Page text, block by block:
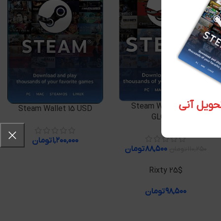
اطلاعات بیشتر
Steam Wallet 1 USD
GLOBAL
۸۸,۵۰۰تومان
افزودن به سبد خرید
Steam Wallet 15 USD
۱,۲۰۰,۰۰۰تومان
افزودن به سبد خرید
Rixty 25$
۹۸,۵۰۰تومان